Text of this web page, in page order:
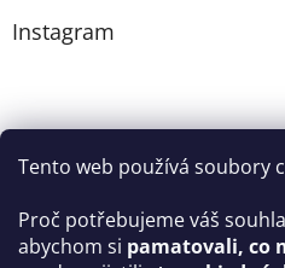
Tento web používá soubory
Proč potřebujeme váš
abychom si pamatovali, co
Instagram